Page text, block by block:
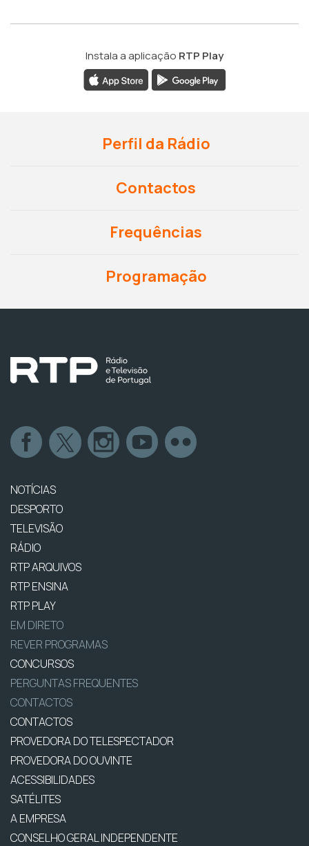
Instala a aplicação RTP Play
Perfil da Rádio
Contactos
Frequências
Programação
NOTÍCIAS
DESPORTO
TELEVISÃO
RÁDIO
RTP ARQUIVOS
RTP ENSINA
RTP PLAY
EM DIRETO
REVER PROGRAMAS
CONCURSOS
PERGUNTAS FREQUENTES
CONTACTOS
CONTACTOS
PROVEDORA DO TELESPECTADOR
PROVEDORA DO OUVINTE
ACESSIBILIDADES
SATÉLITES
A EMPRESA
CONSELHO GERAL INDEPENDENTE